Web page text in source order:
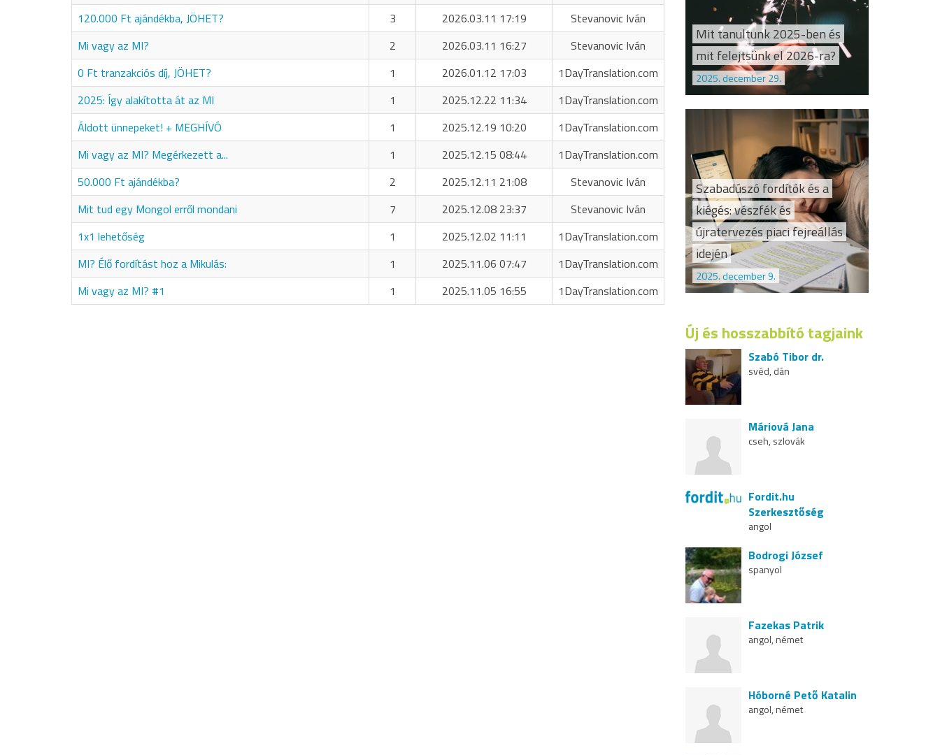
120.000 Ft ajándékba, JÖHET?
3 2026.03.11 17:19
Stevanovic Iván
Mi vagy az MI?
2 2026.03.11 16:27
Stevanovic Iván
0 Ft tranzakciós díj, JÖHET?
1 2026.01.12 17:03
1DayTranslation.com
2025: Így alakította át az MI
1 2025.12.22 11:34
1DayTranslation.com
Áldott ünnepeket! + MEGHÍVÓ
1 2025.12.19 10:20
1DayTranslation.com
Mi vagy az MI? Megérkezett a...
1 2025.12.15 08:44
1DayTranslation.com
50.000 Ft ajándékba?
2 2025.12.11 21:08
Stevanovic Iván
Mit tud egy Mongol erről mondani
7 2025.12.08 23:37
Stevanovic Iván
1x1 lehetőség
1 2025.12.02 11:11
1DayTranslation.com
MI? Élő fordítást hoz a Mikulás:
1 2025.11.06 07:47
1DayTranslation.com
Mi vagy az MI? #1
1 2025.11.05 16:55 1DayTranslation.com
Mit tanultunk 2025-ben és
mit felejtsünk el 2026-ra?
2025. december 29.
Szabadúszó fordítók és a
kiégés: vészfék és
újratervezés piaci fejreállás
idején
2025. december 9.
Új és hosszabbító tagjaink
Szabó Tibor dr.
svéd, dán
Máriová Jana
cseh, szlovák
Fordit.hu
Szerkesztőség
angol
Bodrogi József
spanyol
Fazekas Patrik
angol, német
Hóborné Pető Katalin
angol, német